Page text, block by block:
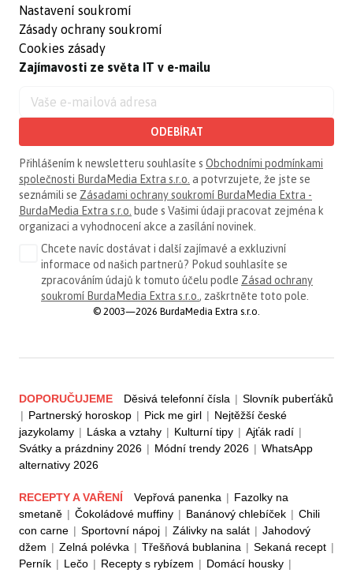
Nastavení soukromí
Zásady ochrany soukromí
Cookies zásady
Zajímavosti ze světa IT v e-mailu
ODEBÍRAT
Přihlášením k newsletteru souhlasíte s Obchodními podmínkami
společnosti BurdaMedia Extra s.r.o. a potvrzujete, že jste se
seznámili se Zásadami ochrany soukromí BurdaMedia Extra -
BurdaMedia Extra s.r.o. bude s Vašimi údaji pracovat zejména k
organizaci a vyhodnocení akce a zasílání novinek.
Chcete navíc dostávat i další zajímavé a exkluzivní
informace od našich partnerů? Pokud souhlasíte se
zpracováním údajů k tomuto účelu podle Zásad ochrany
soukromí BurdaMedia Extra s.r.o. , zaškrtněte toto pole.
© 2003—2026 BurdaMedia Extra s.r.o.
DOPORUČUJEME Děsivá telefonní čísla | Slovník puberťáků
| Partnerský horoskop | Pick me girl | Nejtěžší české
jazykolamy | Láska a vztahy | Kulturní tipy | Ajťák radí |
Svátky a prázdniny 2026 | Módní trendy 2026 | WhatsApp
alternativy 2026
RECEPTY A VAŘENÍ Vepřová panenka | Fazolky na
smetaně | Čokoládové muffiny | Banánový chlebíček | Chili
con carne | Sportovní nápoj | Zálivky na salát | Jahodový
džem | Zelná polévka | Třešňová bublanina | Sekaná recept |
Perník | Lečo | Recepty s rybízem | Domácí housky |